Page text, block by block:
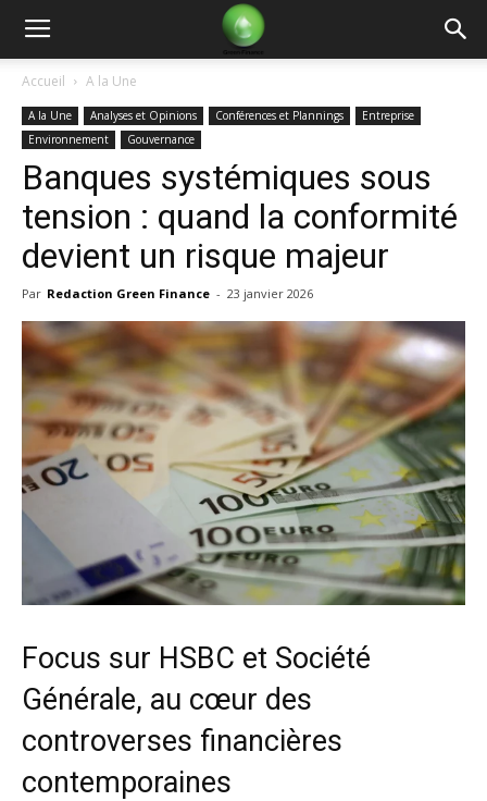
Green
Finance
Accueil A la Une
A la Une Analyses et Opinions Conférences et Plannings
Entreprise
Environnement
Gouvernance
Banques systémiques sous
tension : quand la conformité
devient un risque majeur
Par Redaction Green Finance - 23 janvier 2026
Focus sur HSBC et Société
Générale, au cœur des
controverses financières
contemporaines